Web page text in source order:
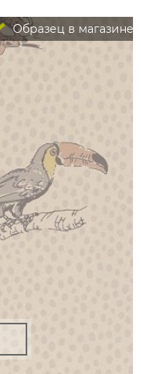
Образец в магазине